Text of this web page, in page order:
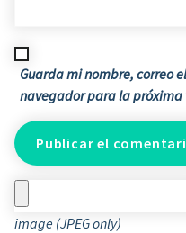
Guarda mi nombre, correo
navegador para la próxima
image (JPEG only)